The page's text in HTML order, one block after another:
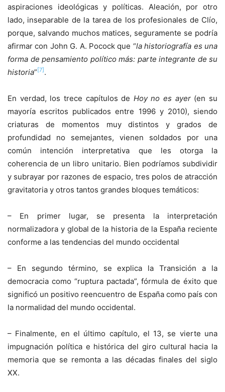
aspiraciones ideológicas y políticas. Aleación, por otro
lado, inseparable de la tarea de los profesionales de Clío,
porque, salvando muchos matices, seguramente se podría
afirmar con John G. A. Pocock que “la historiografía es una
forma de pensamiento político más: parte integrante de su
historia” [7] .
En verdad, los trece capítulos de Hoy no es ayer (en su
mayoría escritos publicados entre 1996 y 2010), siendo
criaturas de momentos muy distintos y grados de
profundidad no semejantes, vienen soldados por una
común intención interpretativa que les otorga la
coherencia de un libro unitario. Bien podríamos subdividir
y subrayar por razones de espacio, tres polos de atracción
gravitatoria y otros tantos grandes bloques temáticos:
– En primer lugar, se presenta la interpretación
normalizadora y global de la historia de la España reciente
conforme a las tendencias del mundo occidental
– En segundo término, se explica la Transición a la
democracia como “ruptura pactada”, fórmula de éxito que
significó un positivo reencuentro de España como país con
la normalidad del mundo occidental.
– Finalmente, en el último capítulo, el 13, se vierte una
impugnación política e histórica del giro cultural hacia la
memoria que se remonta a las décadas finales del siglo
XX.